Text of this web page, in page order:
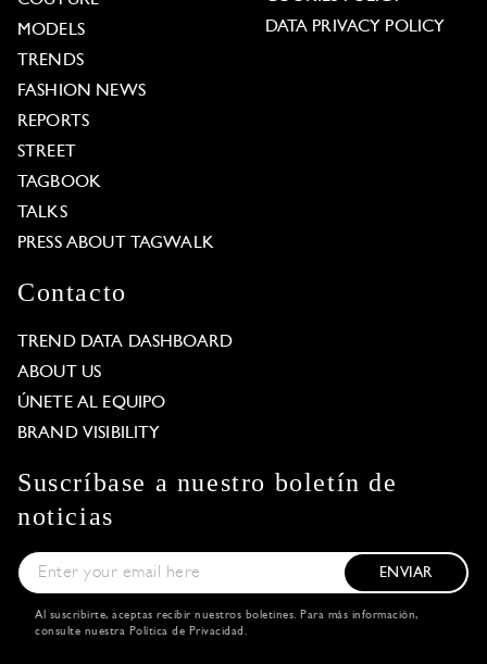
MODELS
TRENDS
FASHION NEWS
REPORTS
STREET
TAGBOOK
TALKS
PRESS ABOUT TAGWALK
DATA PRIVACY POLICY
Contacto
TREND DATA DASHBOARD
ABOUT US
ÚNETE AL EQUIPO
BRAND VISIBILITY
Suscríbase a nuestro boletín de
noticias
ENVIAR
Al suscribirte, aceptas recibir nuestros boletines. Para más información,
consulte nuestra Política de Privacidad .